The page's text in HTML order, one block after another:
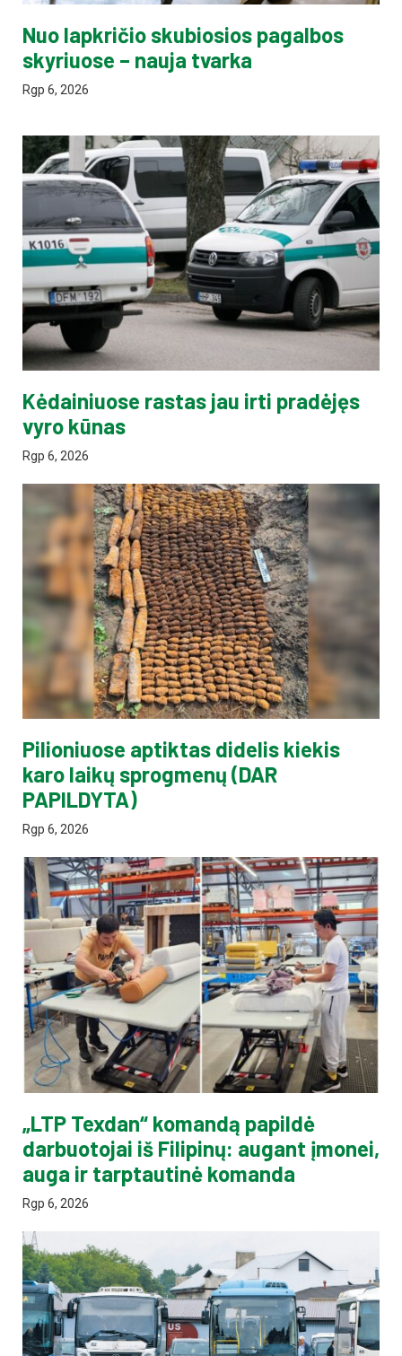
Nuo lapkričio skubiosios pagalbos
skyriuose – nauja tvarka
Rgp 6, 2026
Kėdainiuose rastas jau irti pradėjęs
vyro kūnas
Rgp 6, 2026
Pilioniuose aptiktas didelis kiekis
karo laikų sprogmenų (DAR
PAPILDYTA)
Rgp 6, 2026
„LTP Texdan“ komandą papildė
darbuotojai iš Filipinų: augant įmonei,
auga ir tarptautinė komanda
Rgp 6, 2026